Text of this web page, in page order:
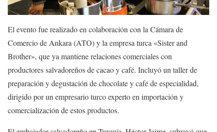
El evento fue realizado en colaboración con la Cámara de
Comercio de Ankara (ATO) y la empresa turca «Sister and
Brother», que ya mantiene relaciones comerciales con
productores salvadoreños de cacao y café. Incluyó un taller de
preparación y degustación de chocolate y café de especialidad,
dirigido por un empresario turco experto en importación y
comercialización de estos productos.